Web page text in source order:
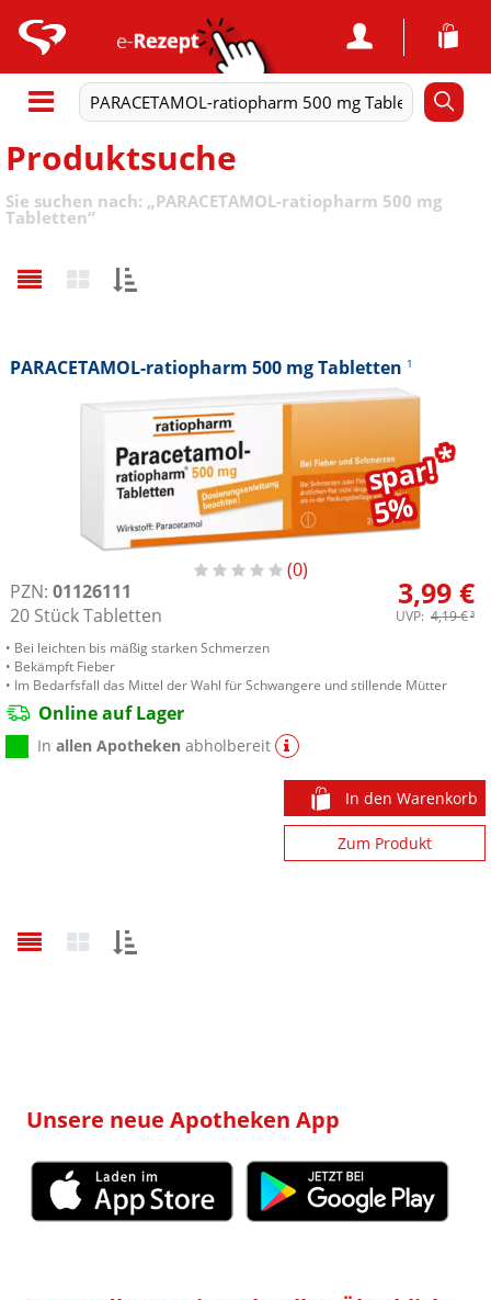
Produktsuche
Sie suchen nach: „PARACETAMOL-ratiopharm 500 mg
Tabletten“
PARACETAMOL-ratiopharm 500 mg Tabletten 1
0
PZN: 01126111
20 Stück Tabletten
3,99 €
UVP: 4,19 €³
• Bei leichten bis mäßig starken Schmerzen
• Bekämpft Fieber
• Im Bedarfsfall das Mittel der Wahl für Schwangere und stillende Mütter
spar!*
5%
Online auf Lager
Inallen Apotheken abholbereit
In den Warenkorb
Zum Produkt
Unsere neue Apotheken App